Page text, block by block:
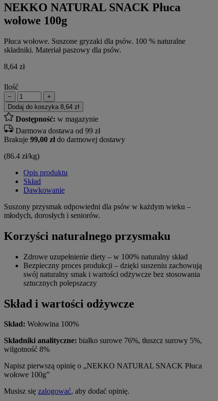
NEKKO NATURAL SNACK Płuca
wołowe 100g
Płuca wołowe. Suszone gryzaki dla psów. 100 % naturalne
składniki. Materiał paszowy dla psów.
8,64 zł
Ilość
−
+
Dodaj do koszyka 8,64 zł
Dostępność: w magazynie
Darmowa dostawa od 99 zł
Brakuje 99,00 złdo darmowej dostawy
(86.4 zł/kg)
Opis produktu
Skład
Dawkowanie
Suszony przysmak odpowiedni dla psów w każdym wieku –
młodych, dorosłych i seniorów.
Korzyści naturalnego przysmaku
Zdrowe uzupełnienie diety – w 100% naturalny skład
Bezpieczny proces produkcji – dzięki suszeniu zachowują
swój naturalny smak i wartości odżywcze bez stosowania
sztucznych polepszaczy
Skład i wartości odżywcze
Skład: Wołowina 100%
Składniki analityczne: białko surowe 76%, tłuszcz surowy 5%,
wilgotność 8%
Napisz pierwszą opinię o „NEKKO NATURAL SNACK Płuca
wołowe 100g”
Musisz się zalogować, aby dodać opinię.